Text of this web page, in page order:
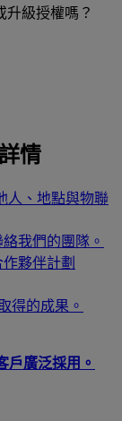
升級授權嗎？
情
人、地點與物聯
我們的團隊。
夥伴計劃
得的成果。
戶廣泛採用。